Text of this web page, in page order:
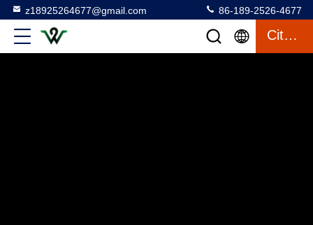
z18925264677@gmail.com 86-189-2526-4677
Citation